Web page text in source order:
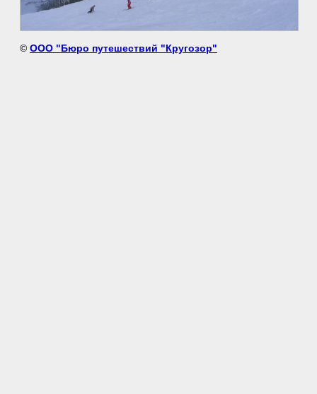
© ООО "Бюро путешествий "Кругозор"